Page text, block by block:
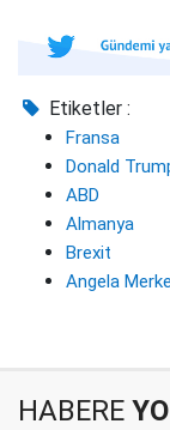
Etiketler :
Fransa
Donald
ABD
Almanya
Brexit
Angela Merkel
HABERE